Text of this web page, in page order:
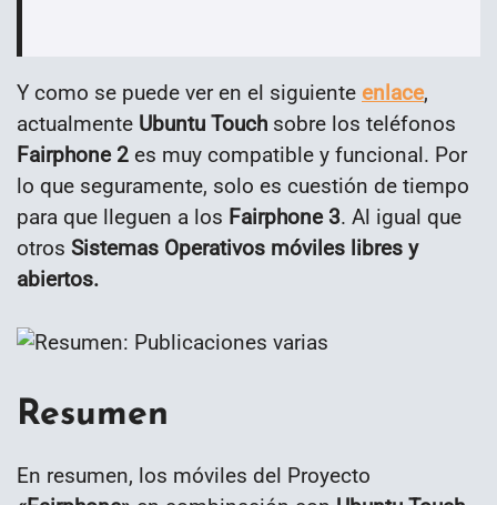
Y como se puede ver en el siguiente enlace,
actualmente Ubuntu Touch sobre los teléfonos
Fairphone 2 es muy compatible y funcional. Por
lo que seguramente, solo es cuestión de tiempo
para que lleguen a los Fairphone 3. Al igual que
otros Sistemas Operativos móviles libres y
abiertos.
Resumen
En resumen, los móviles del Proyecto